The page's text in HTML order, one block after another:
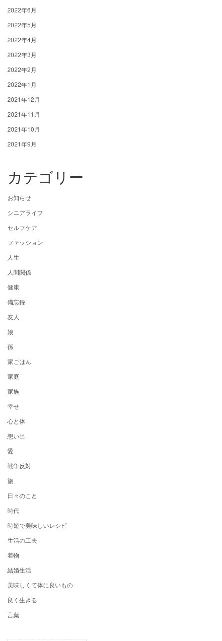
2022年6月
2022年5月
2022年4月
2022年3月
2022年2月
2022年1月
2021年12月
2021年11月
2021年10月
2021年9月
カテゴリー
お知らせ
シニアライフ
セルフケア
ファッション
人生
人間関係
健康
備忘録
友人
娘
孫
家ごはん
家庭
家族
幸せ
心と体
想い出
愛
戦争反対
旅
日々のこと
時代
時短で美味しいレシピ
生活の工夫
着物
結婚生活
美味しくて体に良いもの
良く生きる
言葉